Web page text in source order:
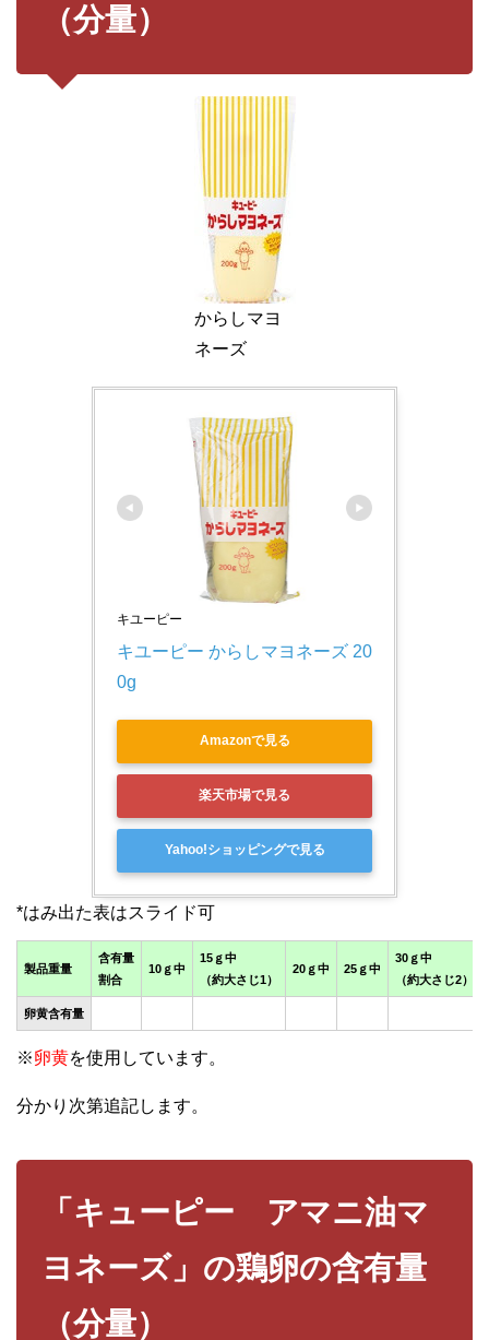
（分量）
からしマヨ
ネーズ
キユーピー
キユーピー からしマヨネーズ 20
0g
Amazonで見る
楽天市場で見る
Yahoo!ショッピングで見る
製品重量
含有量
割合
10ｇ中
15ｇ中
（約大さじ1）
20ｇ中 25ｇ中
30ｇ中
（約大さじ2）
卵黄含有量
※卵黄を使用しています。
分かり次第追記します。
「キューピー アマニ油マ
ヨネーズ」の鶏卵の含有量
（分量）